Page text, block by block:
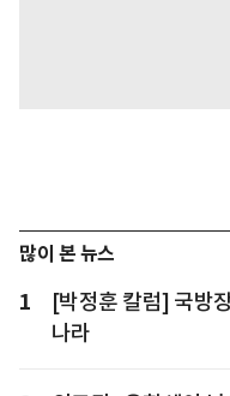
많이 본 뉴스
1
[박정훈 칼럼] 국방
나라